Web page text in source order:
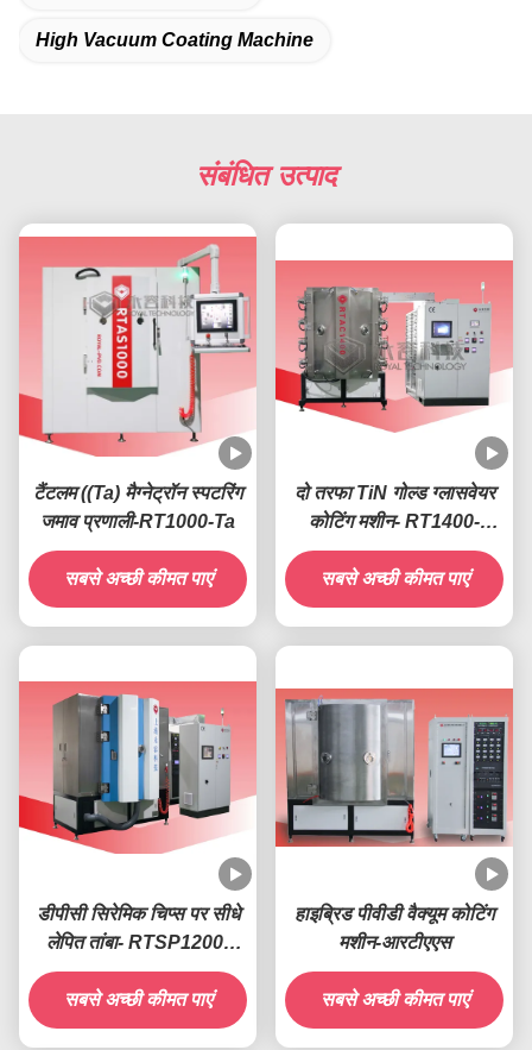
High Vacuum Coating Machine
संबंधित उत्पाद
टैंटलम ((Ta) मैग्नेट्रॉन स्पटरिंग
जमाव प्रणाली-RT1000-Ta
सबसे अच्छी कीमत पाएं
दो तरफा TiN गोल्ड ग्लासवेयर
कोटिंग मशीन- RT1400-
PLUS
सबसे अच्छी कीमत पाएं
डीपीसी सिरेमिक चिप्स पर सीधे
लेपित तांबा- RTSP1200-
डीपीसी
सबसे अच्छी कीमत पाएं
हाइब्रिड पीवीडी वैक्यूम कोटिंग
मशीन-आरटीएएस
सबसे अच्छी कीमत पाएं